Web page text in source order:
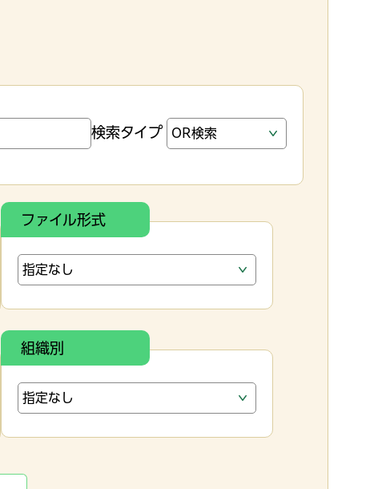
検索タイプ
ファイル形式
組織別